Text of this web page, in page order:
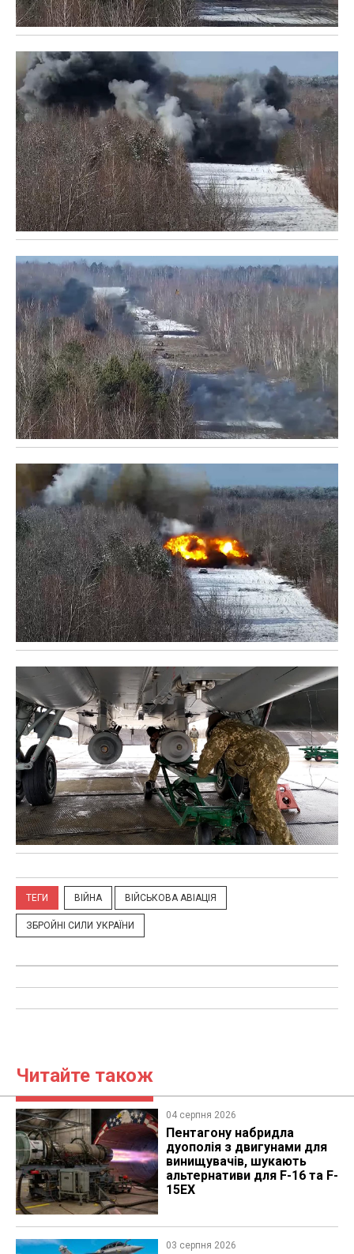
ТЕГИ ВІЙНА ВІЙСЬКОВА АВІАЦІЯ
ЗБРОЙНІ СИЛИ УКРАЇНИ
Читайте також
04 серпня 2026
Пентагону набридла
дуополія з двигунами для
винищувачів, шукають
альтернативи для F-16 та F-
15EX
03 серпня 2026